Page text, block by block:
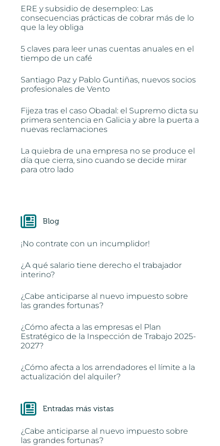
ERE y subsidio de desempleo: Las
consecuencias prácticas de cobrar más de lo
que la ley obliga
5 claves para leer unas cuentas anuales en el
tiempo de un café
Santiago Paz y Pablo Guntiñas, nuevos socios
profesionales de Vento
Fijeza tras el caso Obadal: el Supremo dicta su
primera sentencia en Galicia y abre la puerta a
nuevas reclamaciones
La quiebra de una empresa no se produce el
día que cierra, sino cuando se decide mirar
para otro lado
Blog
¡No contrate con un incumplidor!
¿A qué salario tiene derecho el trabajador
interino?
¿Cabe anticiparse al nuevo impuesto sobre
las grandes fortunas?
¿Cómo afecta a las empresas el Plan
Estratégico de la Inspección de Trabajo 2025-
2027?
¿Cómo afecta a los arrendadores el límite a la
actualización del alquiler?
Entradas más vistas
¿Cabe anticiparse al nuevo impuesto sobre
las grandes fortunas?